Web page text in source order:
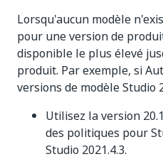
Lorsqu'aucun modèle
pour une version de
disponible le plus élevé
produit. Par exemple, si
versions de modèle Studio
Utilisez la version
des politiques pour
Studio 2021.4.3.